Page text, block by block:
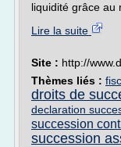
liquidité grâce au
Lire la suite
Site : http://
Thèmes liés :
droits de
declaration
succession
succession